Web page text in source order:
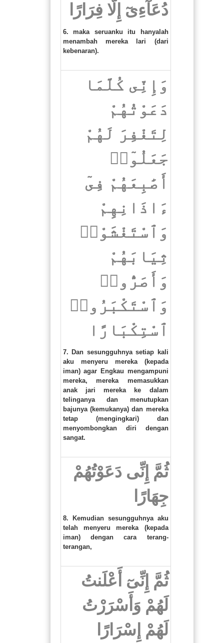
دُعَآءِىٓ إِلَّا فِرَارًا
6. maka seruanku itu hanyalah
menambah mereka lari (dari
kebenaran).
وَإِنِّى كُلَّمَا
دَعَوْتُهُمْ
لِتَغْفِرَ لَهُمْ
جَعَلُوٓا۟
أَصَٰبِعَهُمْ فِىٓ
ءَاذَانِهِمْ
وَٱسْتَغْشَوْا۟
ثِيَابَهُمْ
وَأَصَرُّوا۟
وَٱسْتَكْبَرُوا۟
ٱسْتِكْبَارًا
7. Dan sesungguhnya setiap kali
aku menyeru mereka (kepada
iman) agar Engkau mengampuni
mereka, mereka memasukkan
anak jari mereka ke dalam
telinganya dan menutupkan
bajunya (kemukanya) dan mereka
tetap (mengingkari) dan
menyombongkan diri dengan
sangat.
ثُمَّ إِنِّى دَعَوْتُهُمْ
جِهَارًا
8. Kemudian sesungguhnya aku
telah menyeru mereka (kepada
iman) dengan cara terang-
terangan,
ثُمَّ إِنِّىٓ أَعْلَنتُ
لَهُمْ وَأَسْرَرْتُ
لَهُمْ إِسْرَارًا